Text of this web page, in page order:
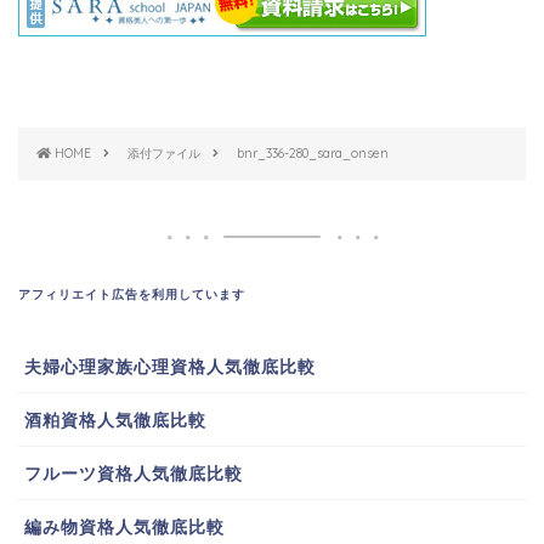
HOME 添付ファイル bnr_336-280_sara_onsen
アフィリエイト広告を利用しています
夫婦心理家族心理資格人気徹底比較
酒粕資格人気徹底比較
フルーツ資格人気徹底比較
編み物資格人気徹底比較